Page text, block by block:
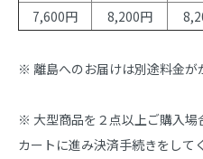
7,600円 8,200円
※ 離島へのお届けは別途料金が
※ 大型商品を２点以上ご購入場
カートに進み決済手続きをして